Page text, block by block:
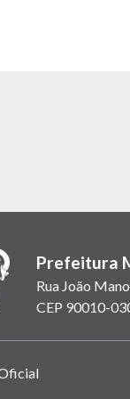
Prefeitura
Rua João
CEP 90010-